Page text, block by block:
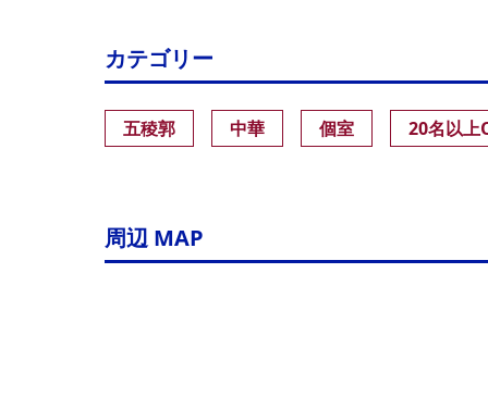
カテゴリー
五稜郭 中華 個室 20名以上
周辺 MAP